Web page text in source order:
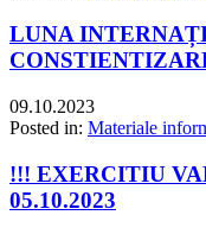
LUNA
09.10.2023
Posted in: Materiale
!!! EXERCITIU
05.10.2023